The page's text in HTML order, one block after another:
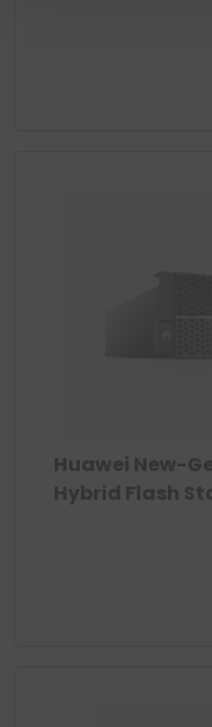
Huawei New-
Hybrid Flash